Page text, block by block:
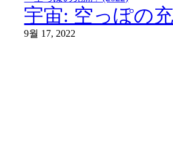
宇宙: 空っぽの
9월 17, 2022